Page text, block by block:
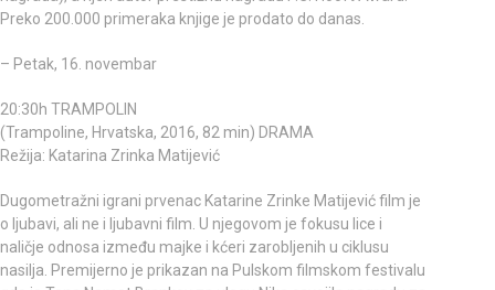
Preko 200.000 primeraka knjige je prodato do danas.
– Petak, 16. novembar
20:30h TRAMPOLIN
(Trampoline, Hrvatska, 2016, 82 min) DRAMA
Režija: Katarina Zrinka Matijević
Dugometražni igrani prvenac Katarine Zrinke Matijević film je
o ljubavi, ali ne i ljubavni film. U njegovom je fokusu lice i
naličje odnosa između majke i kćeri zarobljenih u ciklusu
nasilja. Premijerno je prikazan na Pulskom filmskom festivalu